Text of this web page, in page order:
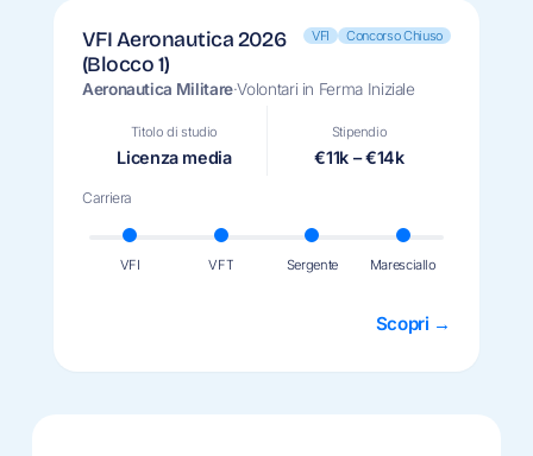
VFI Aeronautica 2026
(Blocco 1)
VFI Concorso Chiuso
Aeronautica Militare·Volontari in Ferma Iniziale
Titolo di studio
Licenza media
Stipendio
€11k – €14k
Carriera
VFI VFT Sergente Maresciallo
Scopri →